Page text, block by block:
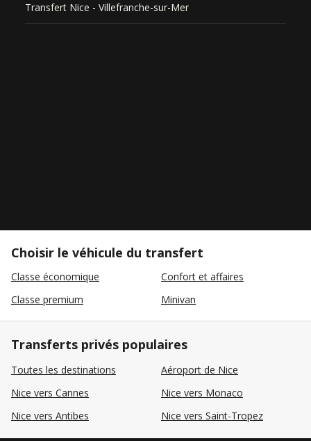
Transfert Nice - Villefranche-sur-Mer
Choisir le véhicule du transfert
Classe économique
Confort et affaires
Classe premium
Minivan
Transferts privés populaires
Toutes les destinations
Aéroport de Nice
Nice vers Cannes
Nice vers Monaco
Nice vers Antibes
Nice vers Saint-Tropez